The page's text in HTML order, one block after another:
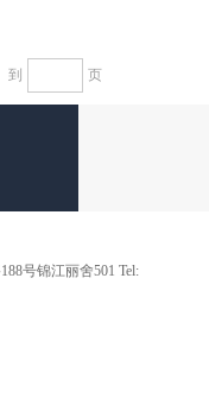
到 页
号锦江丽舍501 Tel: